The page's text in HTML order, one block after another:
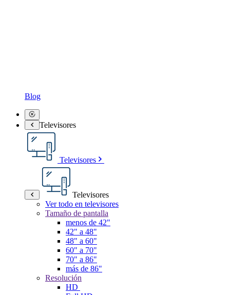
Blog
Televisores
Televisores
Televisores
Ver todo en televisores
Tamaño de pantalla
menos de 42"
42" a 48"
48" a 60"
60" a 70"
70" a 86"
más de 86"
Resolución
HD